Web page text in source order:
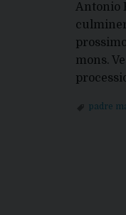
Antonio
mons.
padre